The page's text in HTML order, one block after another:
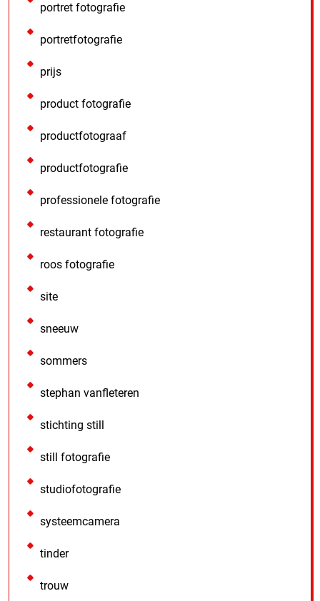
portret fotografie
portretfotografie
prijs
product fotografie
productfotograaf
productfotografie
professionele fotografie
restaurant fotografie
roos fotografie
site
sneeuw
sommers
stephan vanfleteren
stichting still
still fotografie
studiofotografie
systeemcamera
tinder
trouw